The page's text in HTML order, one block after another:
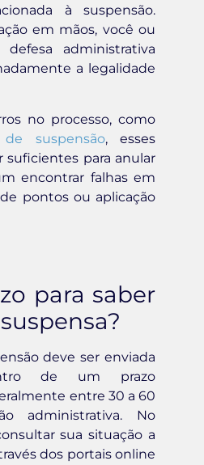
à suspensão.
em mãos, você ou
administrativa
a legalidade
no processo, como
suspensão, esses
suficientes para anular
encontrar falhas em
pontos ou aplicação
para saber
deve ser enviada
de um prazo
entre 30 a 60
administrativa. No
sua situação a
dos portais online